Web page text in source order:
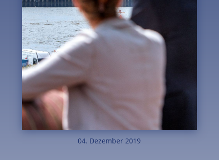
04. Dezember 2019